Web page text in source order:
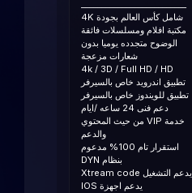
شامل كأس العالم بجودة 4K
مكتبة افلام ومسلسلات فائقة
الوضوح متجدده يوميا بدون
شعارات مزعجة
4k / 3D / Full HD / HD
تطبيق اندرويد خاص بالسيرفر
تطبيق للويندوز خاص بالسيرفر
دعم فنى 24 ساعه /ايام
خدمة VIP من حيث المحتوي
والدعم
استقرار تام 100% مدعوم
بنظام DYN
يدعم التشغيل Xtream code
يدعم اجهزة IOS